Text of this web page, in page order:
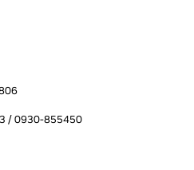
/ 0930-855450